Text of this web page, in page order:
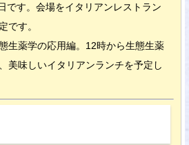
です。会場をイタリアンレストラン
です。
生薬学の応用編。12時から生態生薬
美味しいイタリアンランチを予定し